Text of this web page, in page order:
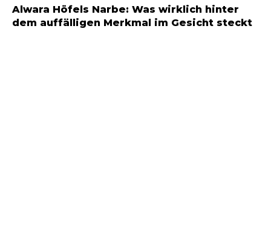
Alwara Höfels Narbe: Was wirklich hinter
dem auffälligen Merkmal im Gesicht steckt